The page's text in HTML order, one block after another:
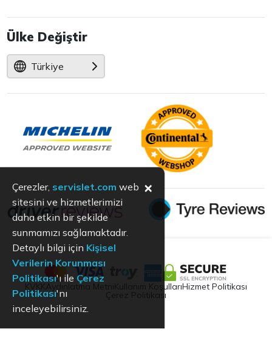
Ülke Değiştir
Türkiye
Aydınlatma Metni Kullanım KoşullarıHizmet Politikası
Çerez Politikası
Çerezler, servislet.com web
sitesini ve hizmetlerimizi
daha etkin bir şekilde
sunmamızı sağlamaktadır.
Detaylı bilgi için Kişisel
Verilerin Korunması
Politikası'ı ile Çerez
Politikası'nı
inceleyebilirsiniz.
×